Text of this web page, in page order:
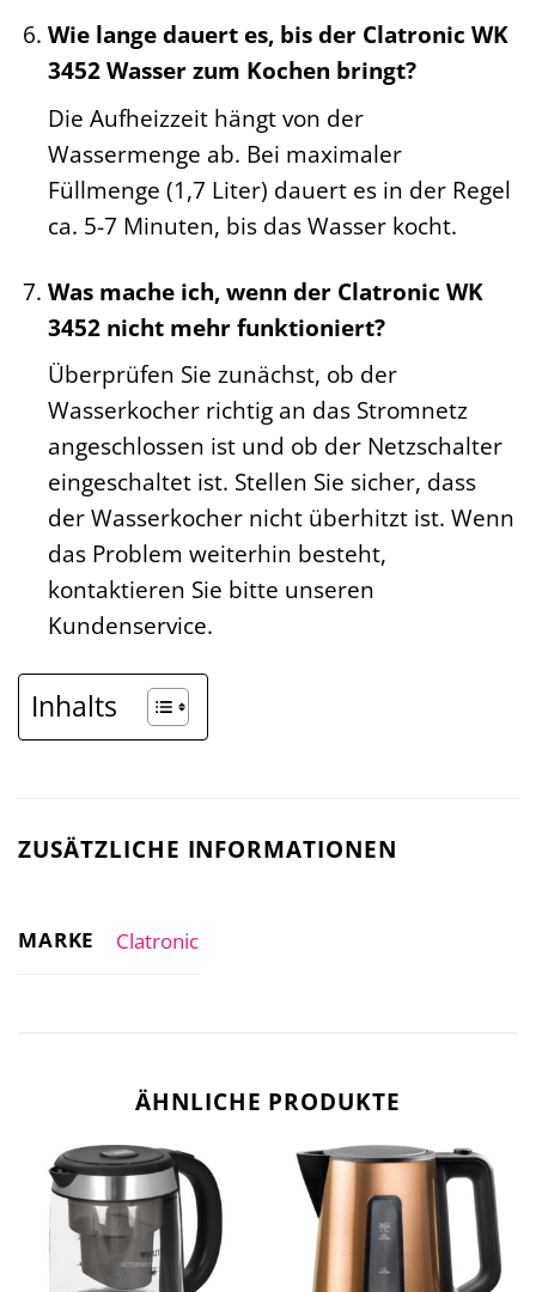
Wie lange dauert es, bis der Clatronic WK
3452 Wasser zum Kochen bringt?
Die Aufheizzeit hängt von der
Wassermenge ab. Bei maximaler
Füllmenge (1,7 Liter) dauert es in der Regel
ca. 5-7 Minuten, bis das Wasser kocht.
Was mache ich, wenn der Clatronic WK
3452 nicht mehr funktioniert?
Überprüfen Sie zunächst, ob der
Wasserkocher richtig an das Stromnetz
angeschlossen ist und ob der Netzschalter
eingeschaltet ist. Stellen Sie sicher, dass
der Wasserkocher nicht überhitzt ist. Wenn
das Problem weiterhin besteht,
kontaktieren Sie bitte unseren
Kundenservice.
Inhalts
ZUSÄTZLICHE INFORMATIONEN
MARKE Clatronic
ÄHNLICHE PRODUKTE